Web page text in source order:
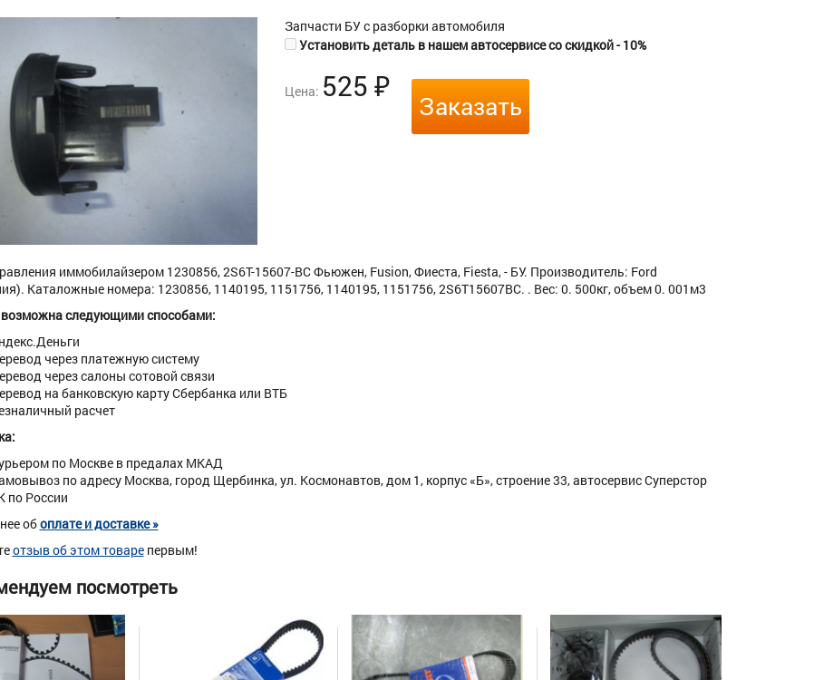
Запчасти БУ с разборки автомобиля
Установить деталь в нашем автосервисе со скидкой - 10%
Цена: 525₽
Заказать
иммобилайзером 1230856, 2S6T-15607-BC Фьюжен, Fusion, Фиеста, Fiesta, - БУ. Производитель: Ford
Каталожные номера: 1230856, 1140195, 1151756, 1140195, 1151756, 2S6T15607BC. . Вес: 0. 500кг, объем 0. 001м3
следующими способами:
через платежную систему
через салоны сотовой связи
на банковскую карту Сбербанка или ВТБ
расчет
по Москве в предалах МКАД
по адресу Москва, город Щербинка, ул. Космонавтов, дом 1, корпус «Б», строение 33, автосервис Суперстор
по России
обоплате и доставке »
отзыв об этом товарепервым!
посмотреть